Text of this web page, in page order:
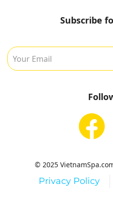
Subscribe
© 2025
Privacy Policy